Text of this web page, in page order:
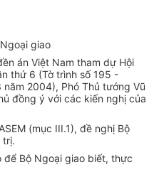
giao
án Việt Nam tham dự Hội
thứ 6 (Tờ trình số 195 -
2004), Phó Thủ tướng Vũ
đồng ý với các kiến nghị của
(mục III.1), đề nghị Bộ
trị.
để Bộ Ngoại giao biết, thực